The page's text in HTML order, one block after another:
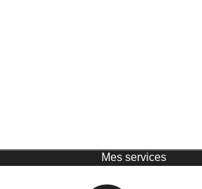
Mes services